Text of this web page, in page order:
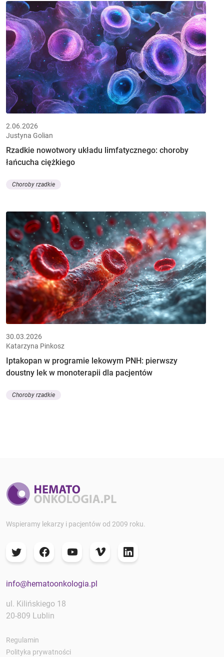
2.06.2026
Justyna Golian
Rzadkie nowotwory układu limfatycznego: choroby
łańcucha ciężkiego
Choroby rzadkie
30.03.2026
Katarzyna Pinkosz
Iptakopan w programie lekowym PNH: pierwszy
doustny lek w monoterapii dla pacjentów
Choroby rzadkie
Wspieramy lekarzy i pacjentów od 2009 roku.
info@hematoonkologia.pl
ul. Kilińskiego 18
20-809 Lublin
Regulamin
Polityka prywatności